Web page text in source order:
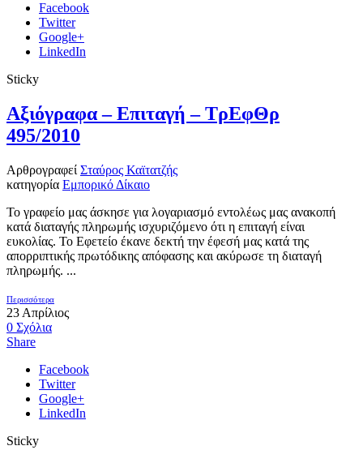
Facebook
Twitter
Google+
LinkedIn
Sticky
Αξιόγραφα – Επιταγή – ΤρΕφΘρ
495/2010
Αρθρογραφεί Σταύρος Καϊτατζής
κατηγορία Εμπορικό Δίκαιο
Το γραφείο μας άσκησε για λογαριασμό εντολέως μας ανακοπή
κατά διαταγής πληρωμής ισχυριζόμενο ότι η επιταγή είναι
ευκολίας. Το Εφετείο έκανε δεκτή την έφεσή μας κατά της
απορριπτικής πρωτόδικης απόφασης και ακύρωσε τη διαταγή
πληρωμής. ...
Περισσότερα
23 Απρίλιος
0 Σχόλια
Share
Facebook
Twitter
Google+
LinkedIn
Sticky